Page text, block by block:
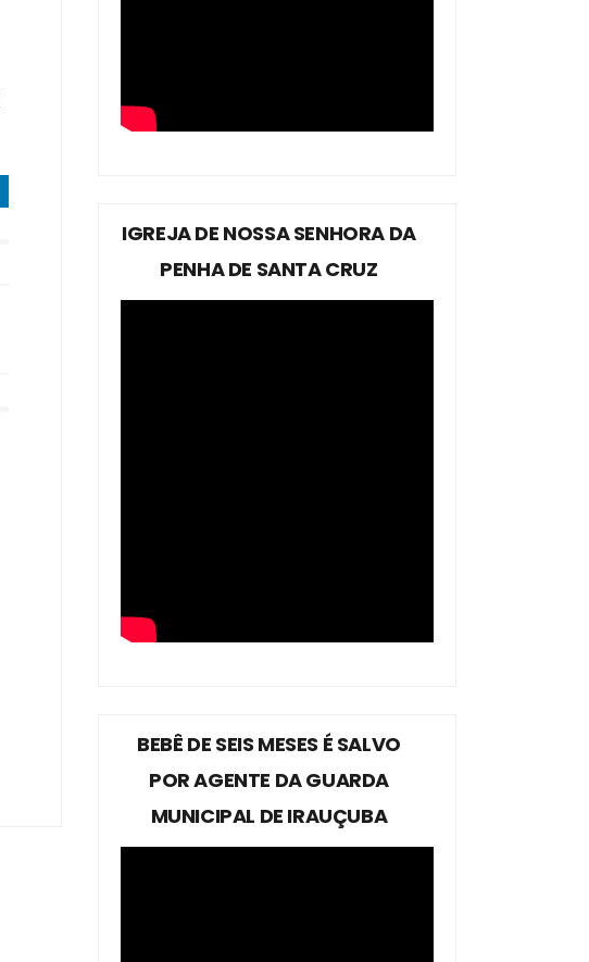
IGREJA DE NOSSA SENHORA DA
PENHA DE SANTA CRUZ
BEBÊ DE SEIS MESES É SALVO
POR AGENTE DA GUARDA
MUNICIPAL DE IRAUÇUBA